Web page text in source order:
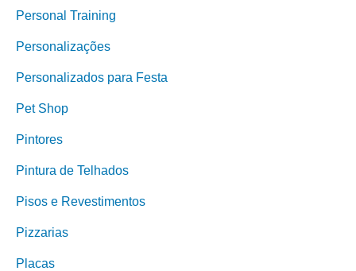
Personal Training
Personalizações
Personalizados para Festa
Pet Shop
Pintores
Pintura de Telhados
Pisos e Revestimentos
Pizzarias
Placas